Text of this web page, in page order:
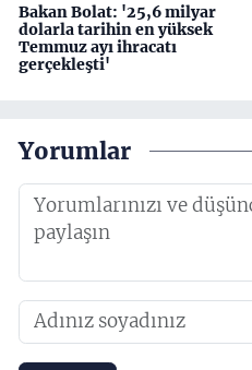
Bakan Bolat: '25,6 milyar
dolarla tarihin en yüksek
Temmuz ayı ihracatı
gerçekleşti'
Yorumlar